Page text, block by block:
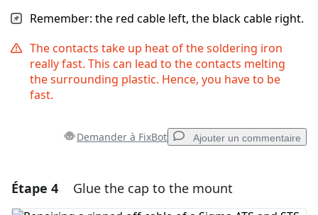
Remember: the red cable left, the black cable right.
The contacts take up heat of the soldering iron
really fast. This can lead to the contacts melting
the surrounding plastic. Hence, you have to be
fast.
Demander à FixBot Ajouter un commentaire
Ajouter un commentaire
Étape 4 Glue the cap to the mount